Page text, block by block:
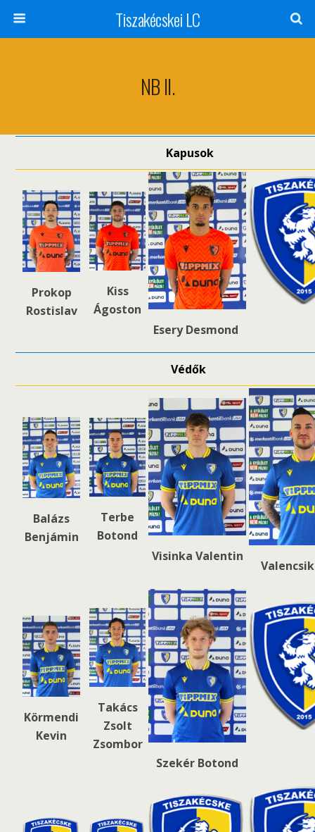
Tiszakécskei LC
NB II.
Kapusok
Prokop
Rostislav
Kiss
Ágoston
Esery Desmond
Védők
Balázs
Benjámin
Terbe
Botond
Visinka Valentin
Körmendi
Kevin
Takács
Zsolt
Zsombor
Szekér Botond